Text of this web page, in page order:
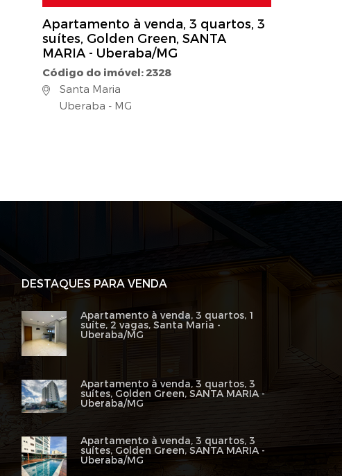
Apartamento à venda, 3 quartos, 3
suítes, Golden Green, SANTA
MARIA - Uberaba/MG
Código do imóvel: 2328
Santa Maria
Uberaba - MG
DESTAQUES PARA VENDA
Apartamento à venda, 3 quartos, 1
suíte, 2 vagas, Santa Maria -
Uberaba/MG
Apartamento à venda, 3 quartos, 3
suítes, Golden Green, SANTA MARIA -
Uberaba/MG
Apartamento à venda, 3 quartos, 3
suítes, Golden Green, SANTA MARIA -
Uberaba/MG